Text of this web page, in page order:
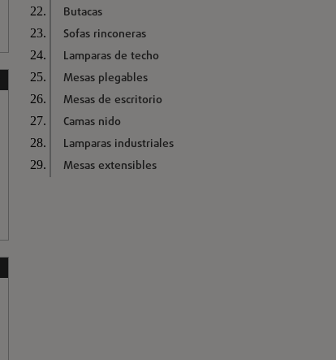
Butacas
Sofas rinconeras
Lamparas de techo
Mesas plegables
Mesas de escritorio
Camas nido
Lamparas industriales
Mesas extensibles